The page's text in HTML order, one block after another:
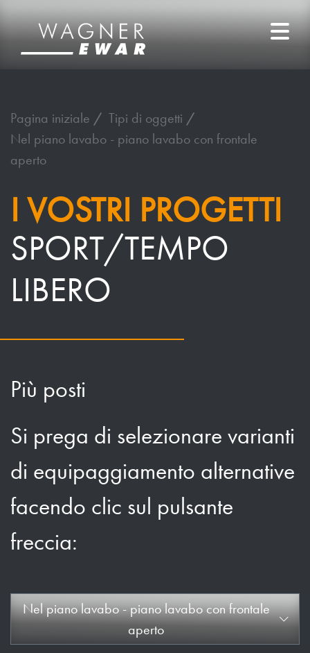
Pagina iniziale
Tipi di oggetti
Nel piano lavabo - piano lavabo con frontale
aperto
I VOSTRI PROGETTI
SPORT/TEMPO
LIBERO
Più posti
Si prega di selezionare varianti
di equipaggiamento alternative
facendo clic sul pulsante
freccia:
Nel piano lavabo - piano lavabo con frontale
aperto